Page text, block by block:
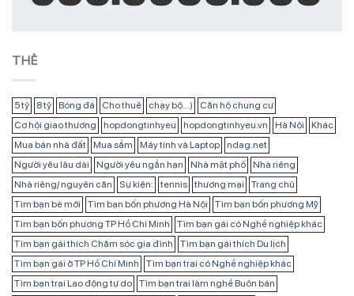
THẺ
5 tỷ 8 tỷ Bóng đá Cho thuê chạy bộ...)
Căn hộ chung cư
Cơ hội giao thương
hopdongtinhyeu hopdongtinhyeu.vn Hà Nội
Khác
Mua bán nhà đất
Mua sắm Máy tính và Laptop
ndag.net
Người yêu lâu dài
Người yêu ngắn hạn Nhà mặt phố
Nhà riêng
Nhà riêng/ nguyên căn
Sự kiện: tennis thương mại
Trang chủ
Tìm bạn bè mới
Tìm bạn bốn phương Hà Nội
Tìm bạn bốn phương Mỹ
Tìm bạn bốn phương TP Hồ Chí Minh
Tìm bạn gái có Nghề nghiệp khác
Tìm bạn gái thích Chăm sóc gia đình
Tìm bạn gái thích Du lịch
Tìm bạn gái ở TP Hồ Chí Minh
Tìm bạn trai có Nghề nghiệp khác
Tìm bạn trai Lao động tự do
Tìm bạn trai làm nghề Buôn bán